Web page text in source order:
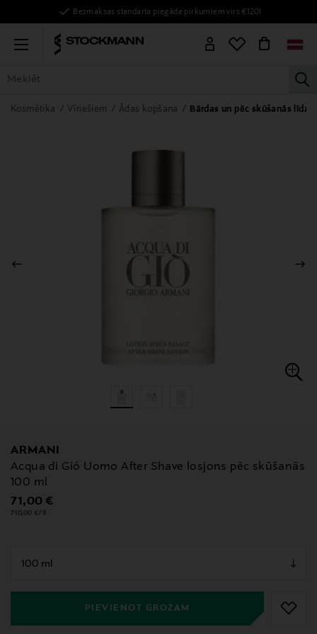
Bezmaksas standarta piegāde pirkumiem virs €120!
Menu
VISAS PRECES SIEVIETĒM VĪRIEŠIEM BĒRNIEM MĀJAI
Kosmētika Vīriešiem Ādas kopšana Bārdas un pēc skūšanās
ARMANI
Acqua di Gió Uomo After Shave losjons pēc skūšanās
100 ml
Original Price
71,00 €
710,00 €/1l
PIEVIENOT GROZAM